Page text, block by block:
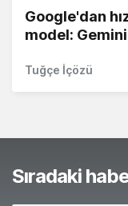
Google'dan
model:
Tuğçe İçözü
Sıradaki